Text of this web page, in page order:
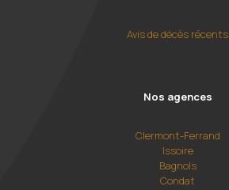
Avis de décès récents
Nos agences
Clermont-Ferrand
Issoire
Bagnols
Condat